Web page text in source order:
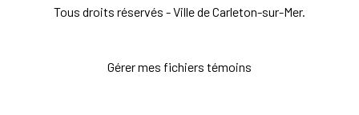
Tous droits réservés - Ville de Carleton-sur-Mer.
Gérer mes fichiers témoins